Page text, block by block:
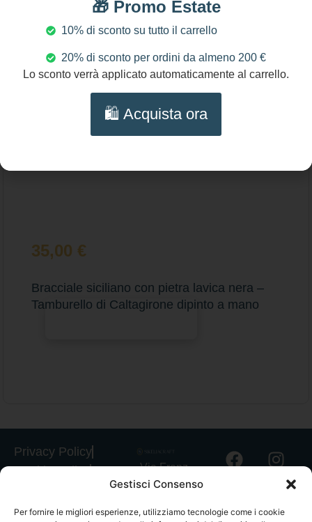
Gestisci Consenso
Per fornire le migliori esperienze, utilizziamo tecnologie come i cookie
35,00 €
Bracciale siciliano con pietra lavica nera –
Tamburello di Caltagirone dipinto a mano
Privacy Policy
Cookie Policy
Spedizioni
Via Franz
Fischietti, 15
Palermo
🎁 Promo Estate
10% di sconto su tutto il carrello
20% di sconto per ordini da almeno 200 €
Lo sconto verrà applicato automaticamente al carrello.
🛍️ Acquista ora